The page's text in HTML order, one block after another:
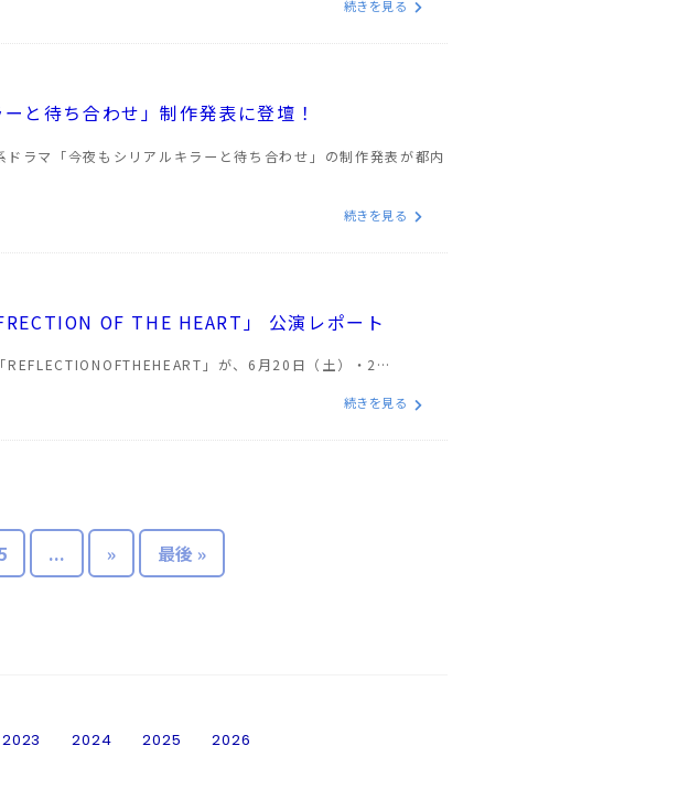
続きを見る
と待ち合わせ」制作発表に登壇！
ラマ「今夜もシリアルキラーと待ち合わせ」の制作発表が都内
続きを見る
OF THE HEART」 公演レポート
」が、6月20日（土）・2…
続きを見る
... » 最後 »
2023 2024 2025 2026